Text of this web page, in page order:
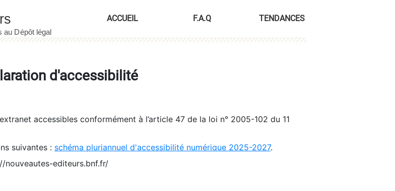
ACCUEIL F.A.Q TENDANCES
d'accessibilité
accessibles conformément à l’article 47 de la loi n° 2005-102 du 11
suivantes : schéma pluriannuel d'accessibilité numérique 2025-2027.
nouveautes-editeurs.bnf.fr/